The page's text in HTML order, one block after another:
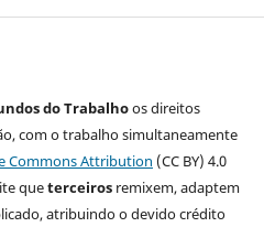
do Trabalhoos direitos
com o trabalho simultaneamente
Commons Attribution (CC BY) 4.0
queterceirosremixem, adaptem
atribuindo o devido crédito